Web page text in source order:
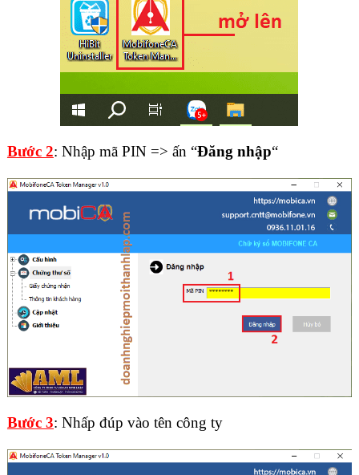
Bước 2: Nhập mã PIN => ấn “Đăng nhập“
Bước 3: Nhấp đúp vào tên công ty